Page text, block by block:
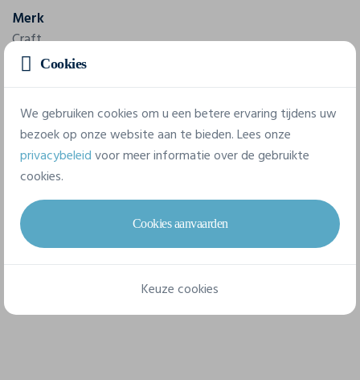
Merk
Craft
Referentie
Samenstelling
60% Cotton-organic, 40% polyester-recycled.
4 beschikbare maten
Cookies
We gebruiken cookies om u een betere ervaring tijdens uw
bezoek op onze website aan te bieden. Lees onze
privacybeleidvoor meer informatie over de gebruikte
cookies.
Cookies aanvaarden
Keuze cookies